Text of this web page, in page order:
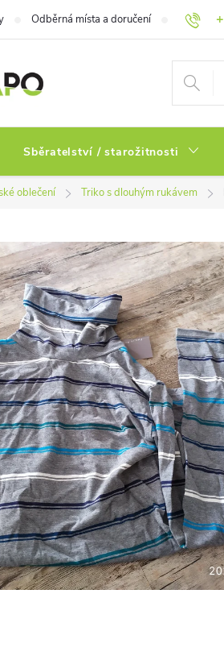
Odběrná místa a doručení
Sběratelství / starožitnosti
oblečení Triko s dlouhým rukávem